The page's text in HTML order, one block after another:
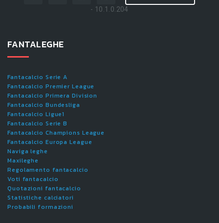
- 10.1.0.204
FANTALEGHE
Fantacalcio Serie A
Fantacalcio Premier League
Fantacalcio Primera Division
Fantacalcio Bundesliga
Fantacalcio Ligue1
Fantacalcio Serie B
Fantacalcio Champions League
Fantacalcio Europa League
Naviga leghe
Maxileghe
Regolamento fantacalcio
Voti fantacalcio
Quotazioni fantacalcio
Statistiche calciatori
Probabili formazioni